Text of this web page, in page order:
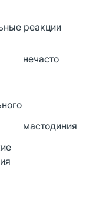
реакции
нечасто
мастодиния